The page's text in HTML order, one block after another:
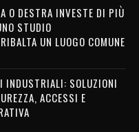
O DESTRA INVESTE DI PIÙ
STUDIO
UN LUOGO COMUNE
INDUSTRIALI: SOLUZIONI
ACCESSI E